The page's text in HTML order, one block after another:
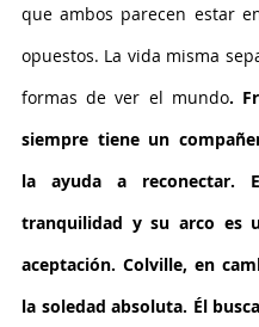
que ambos parecen estar
opuestos. La vida misma
formas de ver el mundo.
siempre tiene un
la ayuda a reconectar.
tranquilidad y su arco es
aceptación. Colville, en
la soledad absoluta. Él